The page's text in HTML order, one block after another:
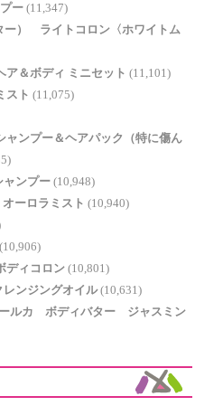
ー (11,347)
） ライトコロン〈ホワイトム
＆ボディ ミニセット (11,101)
スト (11,075)
ンプー＆ヘアパック（特に傷ん
ンプー (10,948)
ーロラミスト (10,940)
(10,906)
ディコロン (10,801)
ンジングオイル (10,631)
ールカ ボディバター ジャスミン